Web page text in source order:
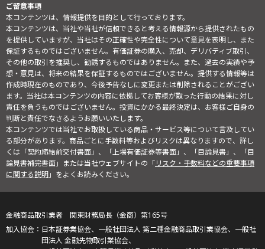
ご留意事項
本コンテンツは、情報提供を目的として行っております。
本コンテンツは、当社や当社が信頼できると考える情報源から提供されたもの
を提供していますが、当社はその正確性や完全性について意見を表明し、また
保証するものではございません。有価証券の購入、売却、デリバティブ取引、
その他の取引を推奨し、勧誘するものではありません。また、過去の実績や予
想・意見は、将来の結果を保証するものではございません。提供する情報等は
作成時現在のものであり、今後予告なしに変更または削除されることがござい
ます。当社は本コンテンツの内容に依拠してお客様が取った行動の結果に対し
責任を負うものではございません。投資にかかる最終決定は、お客様ご自身の
判断と責任でなさるようお願いいたします。
本コンテンツでは当社でお取扱している商品・サービス等について言及してい
る部分があります。商品ごとに手数料等およびリスクは異なりますので、詳し
くは「契約締結前交付書面」、「上場有価証券等書面」、「目論見書」、「目
論見書補完書面」または当社ウェブサイトの「リスク・手数料などの重要事項
に関する説明」をよくお読みください。
金融商品取引業者 関東財務局長（金商）第165号
日本証券業協会、一般社団法人 第二種金融商品取引業協会、一般社
団法人 金融先物取引業協会、